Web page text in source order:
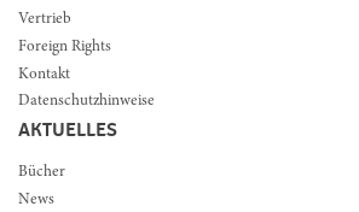
Vertrieb
Foreign Rights
Kontakt
Datenschutzhinweise
AKTUELLES
Bücher
News